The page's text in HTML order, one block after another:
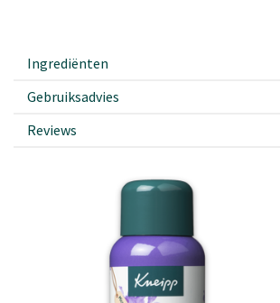
Ingrediënten
Gebruiksadvies
Reviews